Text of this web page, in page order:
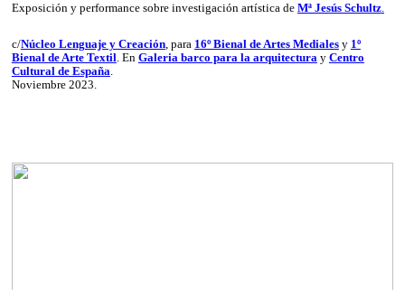
Exposición y performance sobre investigación artística de Mª Jesús Schultz.
c/Núcleo Lenguaje y Creación, para 16º Bienal de Artes Medialesy 1º
Bienal de Arte Textil. En Galeria barco para la arquitecturay Centro
Cultural de España.
Noviembre 2023.